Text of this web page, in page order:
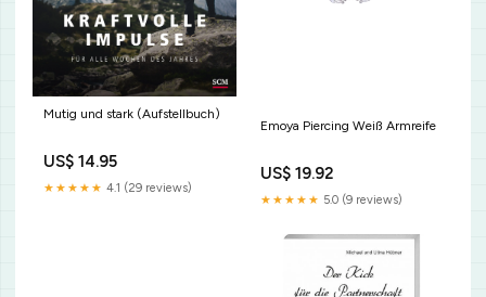
Mutig und stark (Aufstellbuch)
US$ 14.95
★★★★★ 4.1 (29 reviews)
Emoya Piercing Weiß Armreife
US$ 19.92
★★★★★ 5.0 (9 reviews)